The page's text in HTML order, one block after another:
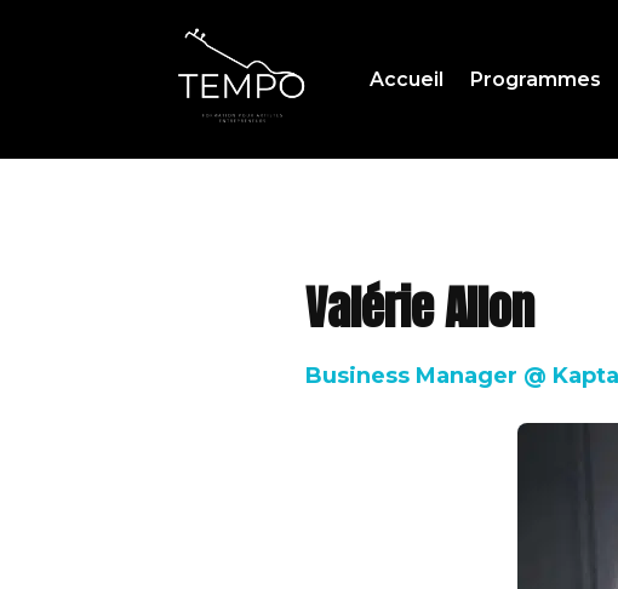
Accueil Programmes
Valérie Allon
Business Manager @